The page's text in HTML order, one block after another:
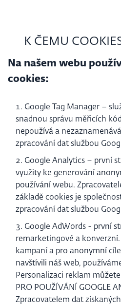
K ČEMU
Na našem webu
cookies:
Google Tag Manager –
snadnou správu měřicích
nepoužívá a
zpracování dat službou
Google Analytics – první
využity ke generování
používání webu.
základě cookies je
zpracování dat službou
Google AdWords - první
remarketingové a
kampaní a pro anonymní
navštívili náš web,
Personalizaci reklam můžete
PRO POUŽÍVÁNÍ GOOGLE
Zpracovatelem dat